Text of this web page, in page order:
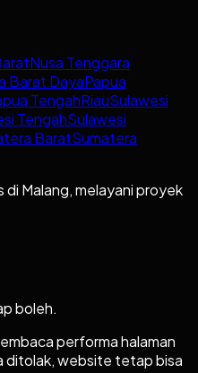
Nusa Tenggara
Barat DayaPapua
TengahRiauSulawesi
TengahSulawesi
BaratSumatera
Malang, melayani proyek
boleh.
performa halaman
ditolak, website tetap bisa